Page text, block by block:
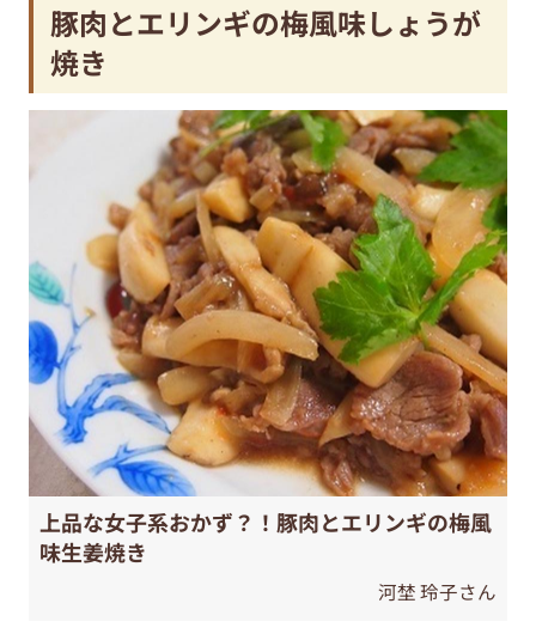
豚肉とエリンギの梅風味しょうが
焼き
上品な女子系おかず？！豚肉とエリンギの梅風
味生姜焼き
河埜 玲子さん